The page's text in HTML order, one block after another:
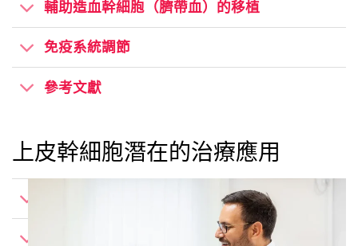
輔助造血幹細胞（臍帶血）的移植
免疫系統調節
參考文獻
上皮幹細胞潛在的治療應用